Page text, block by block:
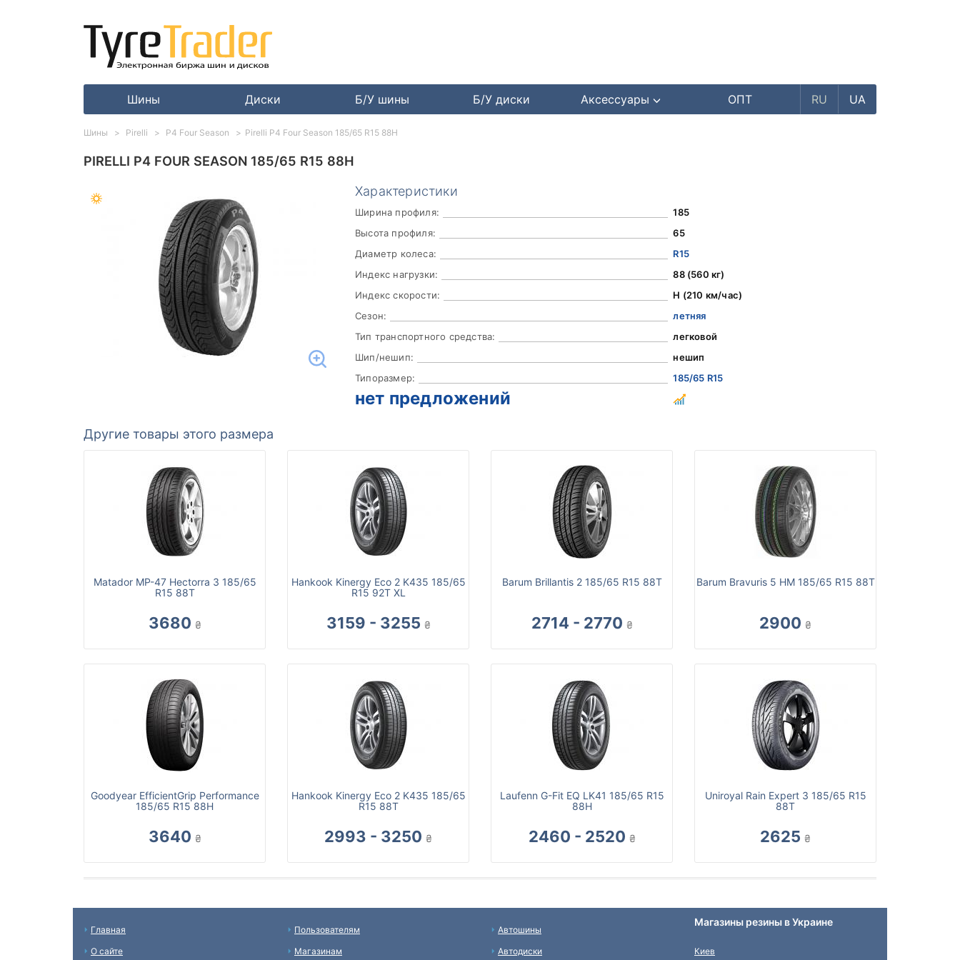
Шины Диски Б/У шины Б/У диски Аксессуары ОПТ RU UA
PIRELLI P4 FOUR SEASON 185/65 R15 88H
Характеристики
Ширина профиля:
185
Высота профиля:
65
Диаметр колеса:
R15
Индекс нагрузки:
88 (560 кг)
Индекс скорости:
H (210 км/час)
Сезон:
летняя
Тип транспортного средства:
легковой
Шип/нешип:
нешип
Типоразмер:
185/65 R15
нет предложений
Другие товары этого размера
Matador MP-47 Hectorra 3 185/65
R15 88T
3680 ₴
Hankook Kinergy Eco 2 K435 185/65
R15 92T XL
3159 - 3255 ₴
Barum Brillantis 2 185/65 R15 88T
2714 - 2770 ₴
Barum Bravuris 5 HM 185/65 R15 88T
2900 ₴
Goodyear EfficientGrip Performance
185/65 R15 88H
3640 ₴
Hankook Kinergy Eco 2 K435 185/65
R15 88T
2993 - 3250 ₴
Laufenn G-Fit EQ LK41 185/65 R15
88H
2460 - 2520 ₴
Uniroyal Rain Expert 3 185/65 R15
88T
2625 ₴
Шины Pirelli P4 Four Season Pirelli P4 Four Season 185/65 R15 88H
Главная
О сайте
Пользователям
Магазинам
Автошины
Автодиски
Магазины резины в Украине
Киев